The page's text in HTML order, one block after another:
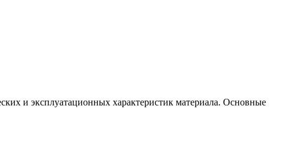
и эксплуатационных характеристик материала. Основные